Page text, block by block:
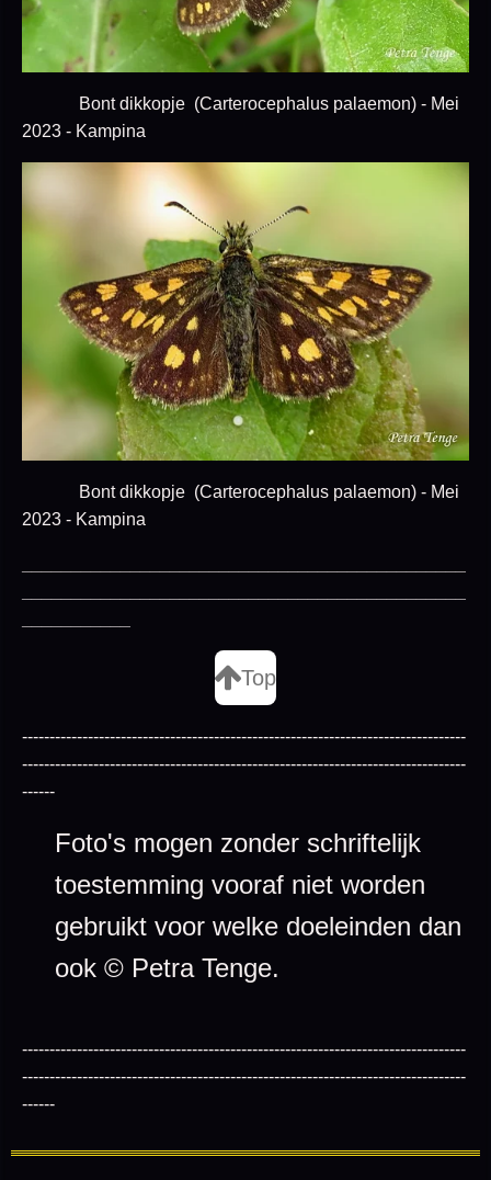
Bont dikkopje (Carterocephalus palaemon) - Mei
2023 - Kampina
Bont dikkopje (Carterocephalus palaemon) - Mei
2023 - Kampina
Top
---------------------------------------------------------------------------------
---------------------------------------------------------------------------------
------
Foto's mogen zonder schriftelijk
toestemming vooraf niet worden
gebruikt voor welke doeleinden dan
ook © Petra Tenge.
---------------------------------------------------------------------------------
---------------------------------------------------------------------------------
------